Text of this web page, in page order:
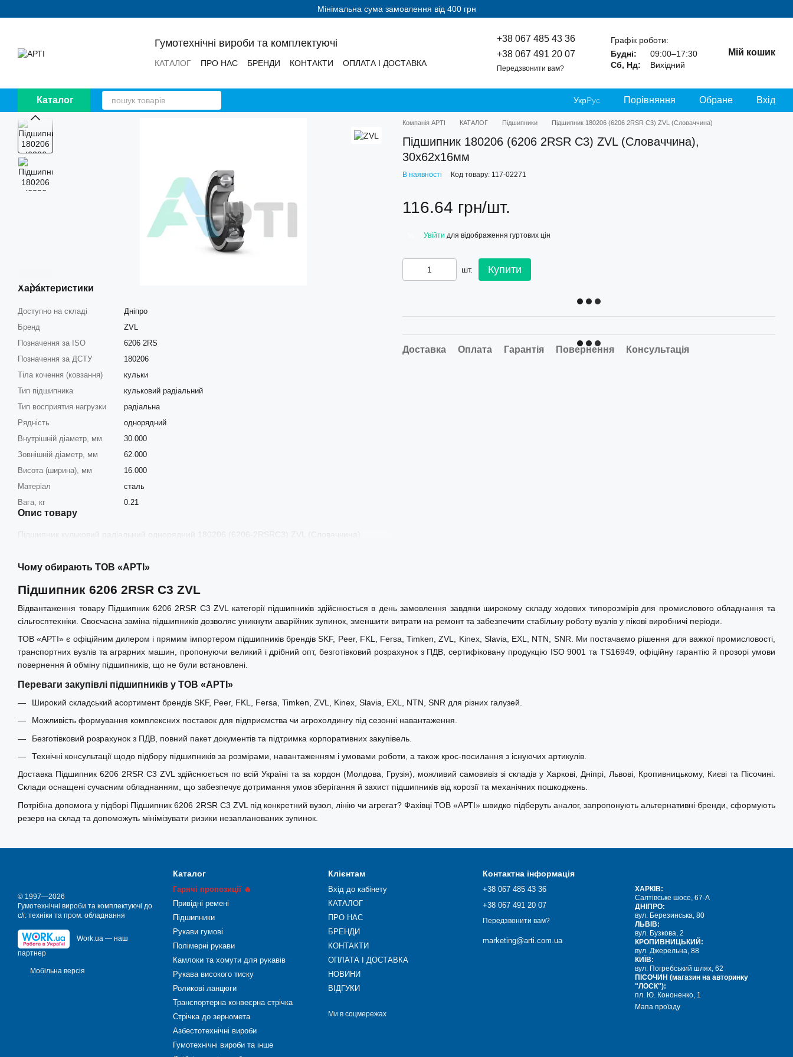
Мінімальна сума замовлення від 400 грн
Гумотехнічні вироби та комплектуючі
КАТАЛОГ ПРО НАС БРЕНДИ КОНТАКТИ
ОПЛАТА І ДОСТАВКА
+38 067 485 43 36
+38 067 491 20 07
Передзвонити вам?
Графік роботи:
Будні:
09:00–17:30
Сб, Нд:
Вихідний
Мій кошик
Каталог УкрРус Порівняння Обране Вхід
Характеристики
Доступно на складі
Дніпро
Бренд
ZVL
Позначення за ISO
6206 2RS
Позначення за ДСТУ
180206
Тіла кочення (ковзання)
кульки
Тип підшипника
кульковий радіальний
Тип восприятия нагрузки
радіальна
Рядність
однорядний
Внутрішній діаметр, мм
30.000
Зовнішній діаметр, мм
62.000
Висота (ширина), мм
16.000
Матеріал
сталь
Вага, кг
0.21
Опис товару
Підшипник кульковий радіальний однорядний 180206 (6206-2RSRС3) ZVL (Словаччина)
Компанія АРТІ КАТАЛОГ Підшипники Підшипник 180206 (6206 2RSR C3) ZVL (Словаччина)
Підшипник 180206 (6206 2RSR C3) ZVL (Словаччина),
30х62х16мм
В наявності Код товару: 117-02271
116.64 грн/шт.
Увійти для відображення гуртових цін
шт. Купити
Доставка Оплата Гарантія Повернення Консультація
Чому обирають ТОВ «АРТІ»
Підшипник 6206 2RSR C3 ZVL
Відвантаження товару Підшипник 6206 2RSR C3 ZVL категорії підшипників здійснюється в день замовлення завдяки широкому складу ходових типорозмірів для промислового обладнання та
сільгосптехніки. Своєчасна заміна підшипників дозволяє уникнути аварійних зупинок, зменшити витрати на ремонт та забезпечити стабільну роботу вузлів у пікові виробничі періоди.
ТОВ «АРТІ» є офіційним дилером і прямим імпортером підшипників брендів SKF, Peer, FKL, Fersa, Timken, ZVL, Kinex, Slavia, EXL, NTN, SNR. Ми постачаємо рішення для важкої промисловості,
транспортних вузлів та аграрних машин, пропонуючи великий і дрібний опт, безготівковий розрахунок з ПДВ, сертифіковану продукцію ISO 9001 та TS16949, офіційну гарантію й прозорі умови
повернення й обміну підшипників, що не були встановлені.
Переваги закупівлі підшипників у ТОВ «АРТІ»
Широкий складський асортимент брендів SKF, Peer, FKL, Fersa, Timken, ZVL, Kinex, Slavia, EXL, NTN, SNR для різних галузей.
Можливість формування комплексних поставок для підприємства чи агрохолдингу під сезонні навантаження.
Безготівковий розрахунок з ПДВ, повний пакет документів та підтримка корпоративних закупівель.
Технічні консультації щодо підбору підшипників за розмірами, навантаженням і умовами роботи, а також крос-посилання з існуючих артикулів.
Доставка Підшипник 6206 2RSR C3 ZVL здійснюється по всій Україні та за кордон (Молдова, Грузія), можливий самовивіз зі складів у Харкові, Дніпрі, Львові, Кропивницькому, Києві та Пісочині.
Склади оснащені сучасним обладнанням, що забезпечує дотримання умов зберігання й захист підшипників від корозії та механічних пошкоджень.
Потрібна допомога у підборі Підшипник 6206 2RSR C3 ZVL під конкретний вузол, лінію чи агрегат? Фахівці ТОВ «АРТІ» швидко підберуть аналог, запропонують альтернативні бренди, сформують
резерв на склад та допоможуть мінімізувати ризики незапланованих зупинок.
© 1997—2026
Гумотехнічні вироби та комплектуючі до
с/г. техніки та пром. обладнання
Work.ua — наш
партнер
Мобільна версія
Каталог
Гарячі пропозиції 🔥
Привідні ремені
Підшипники
Рукави гумові
Полімерні рукави
Камлоки та хомути для рукавів
Рукава високого тиску
Роликові ланцюги
Транспортерна конвеєрна стрічка
Стрічка до зерномета
Азбестотехнічні вироби
Гумотехнічні вироби та інше
Клієнтам
Вхід до кабінету
КАТАЛОГ
ПРО НАС
БРЕНДИ
КОНТАКТИ
ОПЛАТА І ДОСТАВКА
НОВИНИ
ВІДГУКИ
Ми в соцмережах
Контактна інформація
+38 067 485 43 36
+38 067 491 20 07
Передзвонити вам?
marketing@arti.com.ua
ХАРКІВ:
Салтівське шосе, 67-А
ДНІПРО:
вул. Березинська, 80
ЛЬВІВ:
вул. Бузкова, 2
КРОПИВНИЦЬКИЙ:
вул. Джерельна, 88
КИЇВ:
вул. Погребський шлях, 62
ПІСОЧИН (магазин на авторинку
"ЛОСК"):
пл. Ю. Кононенко, 1
Мапа проїзду